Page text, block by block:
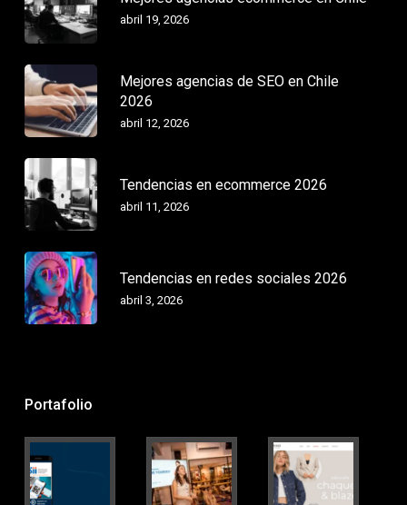
abril 19, 2026
Mejores agencias de SEO en Chile
2026
abril 12, 2026
Tendencias en ecommerce 2026
abril 11, 2026
Tendencias en redes sociales 2026
abril 3, 2026
Portafolio